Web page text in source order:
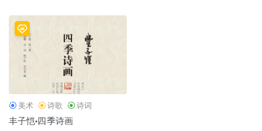
美术 诗歌 诗词
丰子恺·四季诗画
傅佩荣译解大学中庸
ACM国际大学生程序设计竞赛-算法与实现
2021-08-14
小行星掉在下午